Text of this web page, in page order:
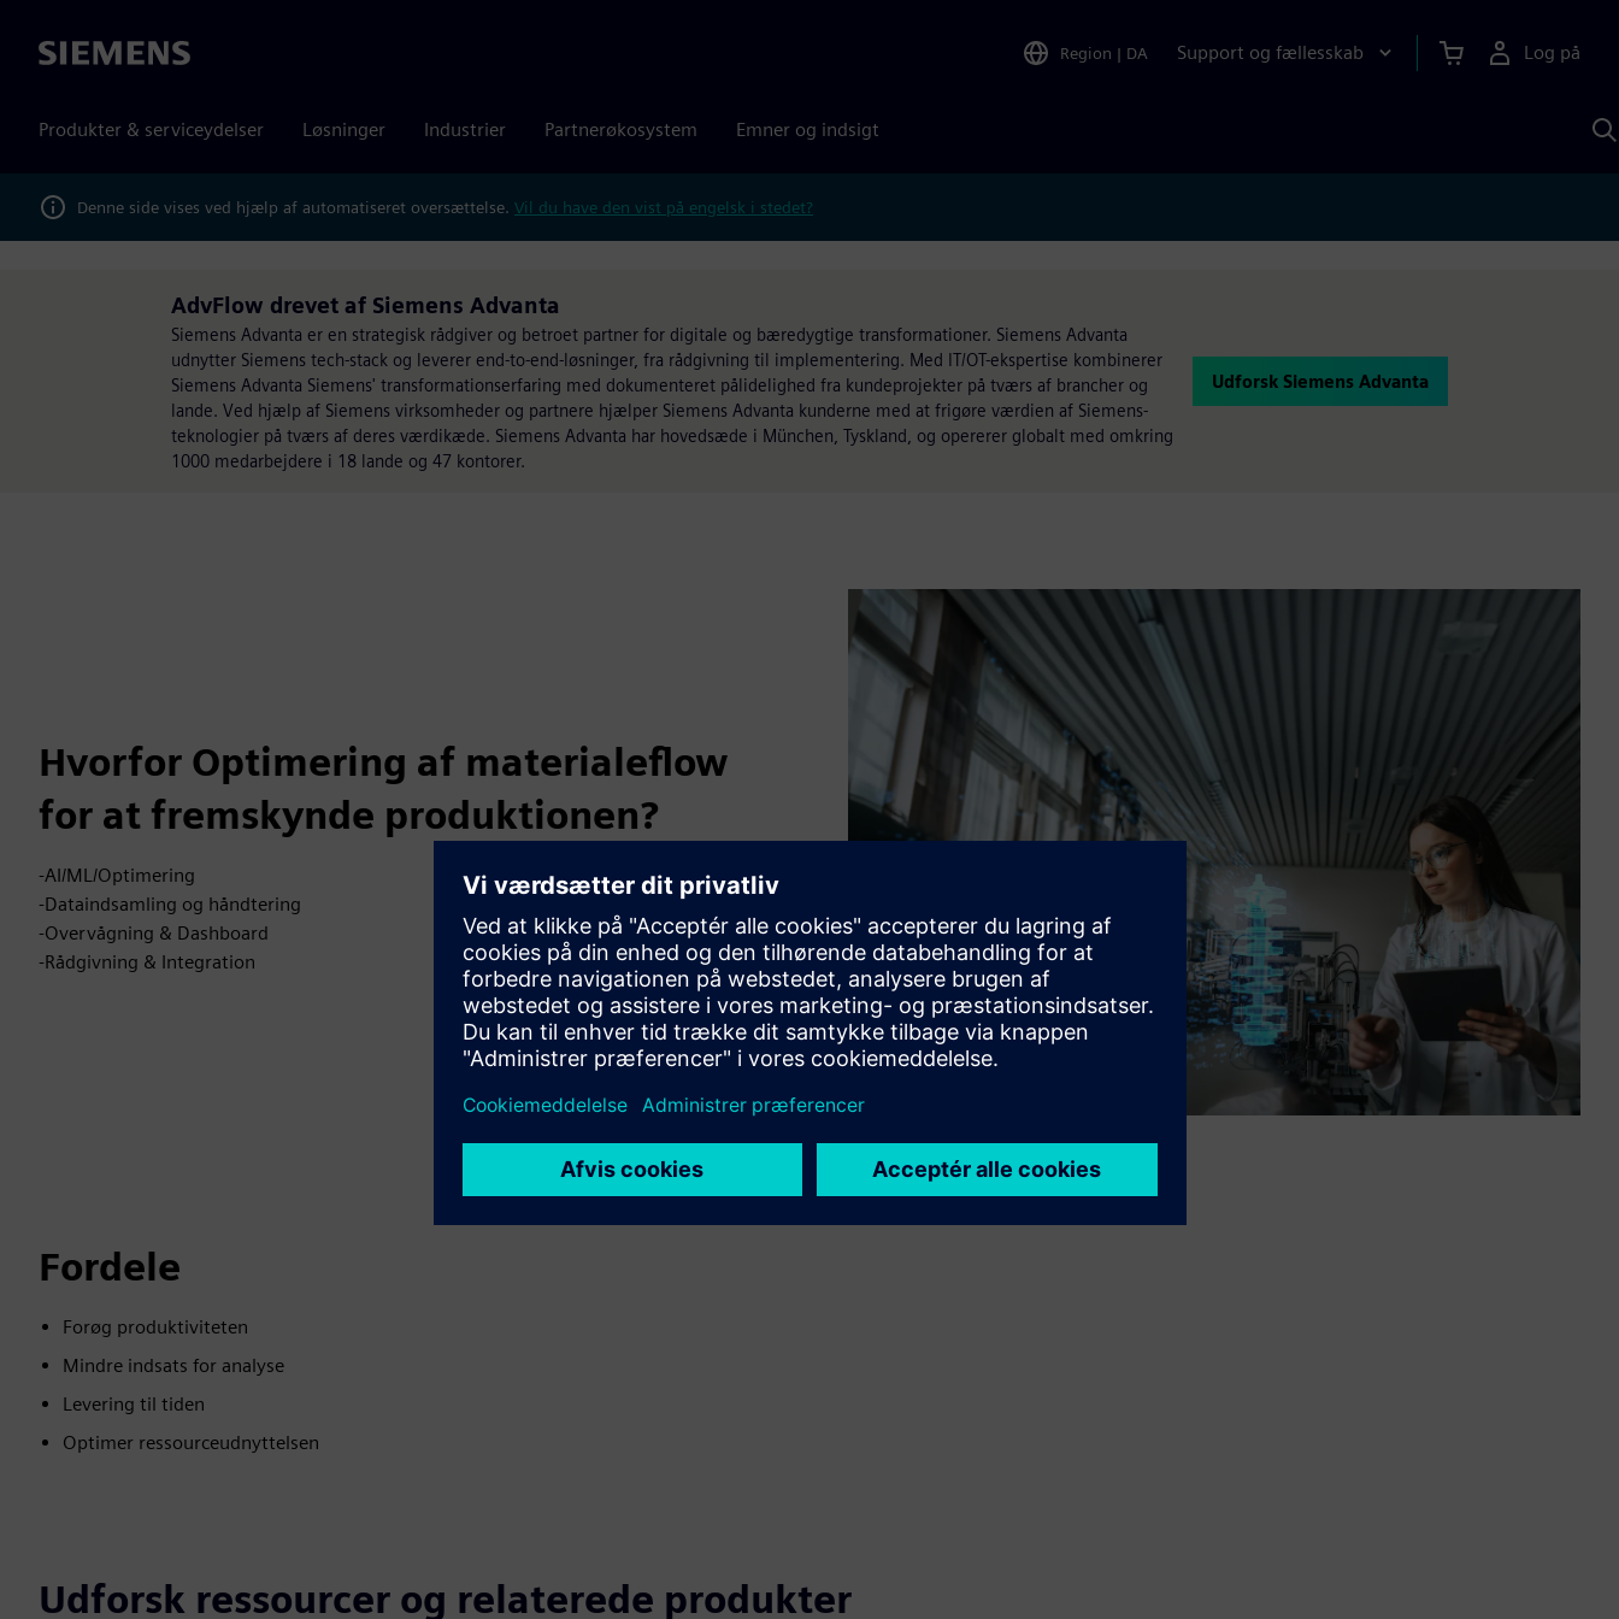
Siemens Region | DA Support og fællesskab Log på
Produkter & serviceydelser Løsninger Industrier Partnerøkosystem Emner og indsigt
Denne side vises ved hjælp af automatiseret oversættelse. Vil du have den vist på engelsk i stedet?
AdvFlow drevet af Siemens Advanta
Siemens Advanta er en strategisk rådgiver og betroet partner for digitale og bæredygtige transformationer. Siemens Advanta
udnytter Siemens tech-stack og leverer end-to-end-løsninger, fra rådgivning til implementering. Med IT/OT-ekspertise kombinerer
Siemens Advanta Siemens' transformationserfaring med dokumenteret pålidelighed fra kundeprojekter på tværs af brancher og
lande. Ved hjælp af Siemens virksomheder og partnere hjælper Siemens Advanta kunderne med at frigøre værdien af Siemens-
teknologier på tværs af deres værdikæde. Siemens Advanta har hovedsæde i München, Tyskland, og opererer globalt med omkring
1000 medarbejdere i 18 lande og 47 kontorer.
Udforsk Siemens Advanta
Hvorfor Optimering af materialeflow
for at fremskynde produktionen?
-AI/ML/Optimering
-Dataindsamling og håndtering
-Overvågning & Dashboard
-Rådgivning & Integration
Fordele
Forøg produktiviteten
Mindre indsats for analyse
Levering til tiden
Optimer ressourceudnyttelsen
Udforsk ressourcer og relaterede produkter